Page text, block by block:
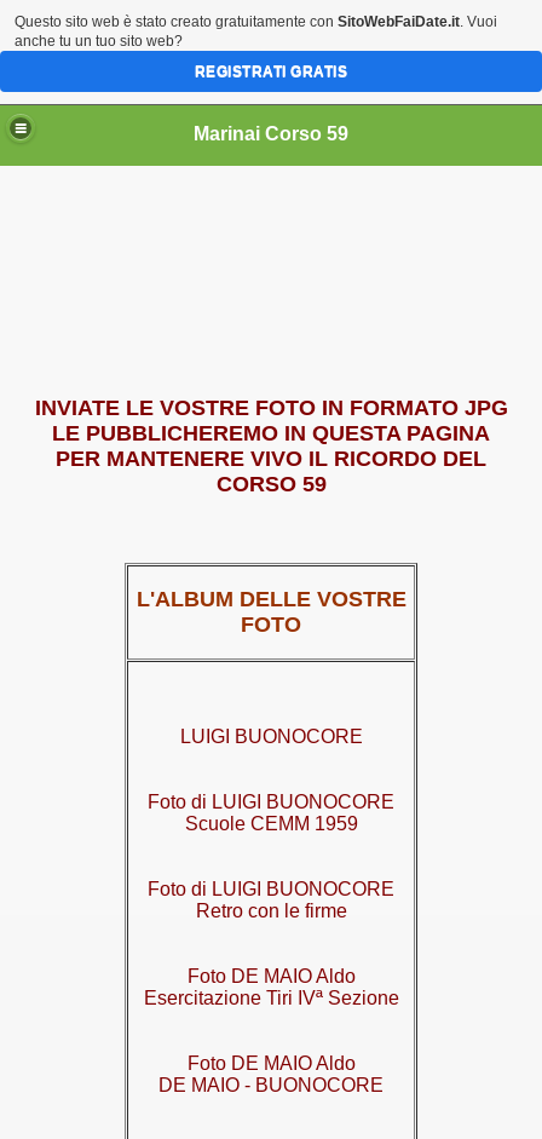
Marinai Corso 59
INVIATE LE VOSTRE FOTO IN FORMATO JPG
LE PUBBLICHEREMO IN QUESTA PAGINA
PER MANTENERE VIVO IL RICORDO DEL
CORSO 59
L'ALBUM DELLE VOSTRE
FOTO
LUIGI BUONOCORE
Foto di LUIGI BUONOCORE
Scuole CEMM 1959
Foto di LUIGI BUONOCORE
Retro con le firme
Foto DE MAIO Aldo
Esercitazione Tiri IVª Sezione
Foto DE MAIO Aldo
DE MAIO - BUONOCORE
Questo sito web è stato creato gratuitamente con SitoWebFaiDate.it. Vuoi
anche tu un tuo sito web?
REGISTRATI GRATIS